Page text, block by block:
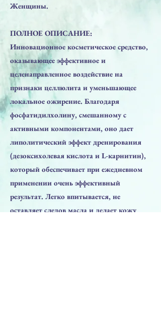
Женщины.
ПОЛНОЕ ОПИСАНИЕ:
Инновационное косметическое средство,
оказывающее эффективное и
целенаправленное воздействие на
признаки целлюлита и уменьшающее
локальное ожирение. Благодаря
фосфатидилхолину, смешанному с
активными компонентами, оно дает
липолитический эффект дренирования
(дезоксихолевая кислота и L-карнитин),
который обеспечивает при ежедневном
применении очень эффективный
результат. Легко впитывается, не
оставляет следов масла и делает кожу